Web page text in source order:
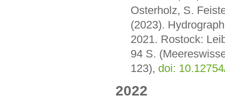
Osterholz, S.
(2023).
2021. Rostock:
94 S.
123), doi:
2022